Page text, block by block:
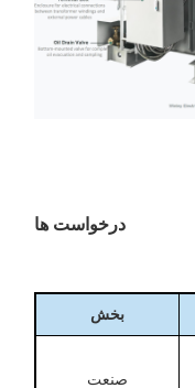
درخواست ها
بخش
صنعت